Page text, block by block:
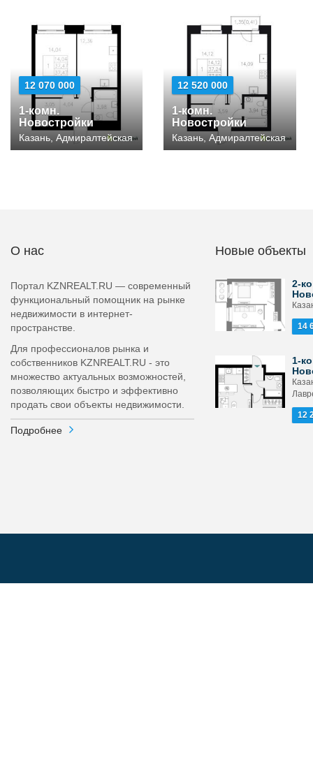
12 070 000
1-комн.
Новостройки
Казань, Адмиралтейская
12 520 000
1-комн.
Новостройки
Казань, Адмиралтейская
О нас
Портал KZNREALT.RU — современный
функциональный помощник на рынке
недвижимости в интернет-
пространстве.
Для профессионалов рынка и
собственников KZNREALT.RU - это
множество актуальных возможностей,
позволяющих быстро и эффективно
продать свои объекты недвижимости.
Подробнее
Новые объекты
2-
14
1-
12